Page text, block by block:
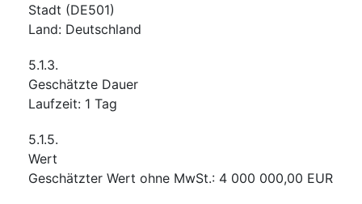
Stadt (DE501)
Land: Deutschland
5.1.3.
Geschätzte Dauer
Laufzeit: 1 Tag
5.1.5.
Wert
Geschätzter Wert ohne MwSt.: 4 000 000,00 EUR